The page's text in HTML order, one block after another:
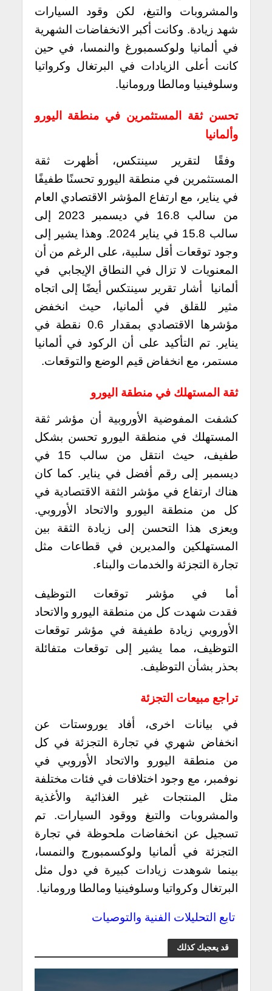
والمشروبات والتبغ، لكن وقود السيارات
شهد زيادة. وكانت أكبر الانخفاضات الشهرية
في ألمانيا ولوكسمبورغ والنمسا، في حين
كانت أعلى الزيادات في البرتغال وكرواتيا
وسلوفينيا ومالطا ورومانيا.
تحسن ثقة المستثمرين في منطقة اليورو
وألمانيا
وفقًا لتقرير سينتكس، أظهرت ثقة
المستثمرين في منطقة اليورو تحسنًا طفيفًا
في يناير، مع ارتفاع المؤشر الاقتصادي العام
من سالب 16.8 في ديسمبر 2023 إلى
سالب 15.8 في يناير 2024. وهذا يشير إلى
وجود توقعات أقل سلبية، على الرغم من أن
المعنويات لا تزال في النطاق الإيجابي
في
ألمانيا أشار تقرير سينتكس أيضًا إلى اتجاه
مثير للقلق في ألمانيا، حيث انخفض
مؤشرها الاقتصادي بمقدار 0.6 نقطة في
يناير. تم التأكيد على أن الركود في ألمانيا
مستمر، مع انخفاض قيم الوضع والتوقعات.
ثقة المستهلك في منطقة اليورو
كشفت المفوضية الأوروبية أن مؤشر ثقة
المستهلك في منطقة اليورو تحسن بشكل
طفيف، حيث انتقل من سالب 15 في
ديسمبر إلى رقم أفضل في يناير. كماكان
هناك ارتفاع في مؤشر الثقة الاقتصادية في
كل من منطقة اليورو والاتحاد الأوروبي.
ويعزى هذا التحسن إلى زيادة الثقة بين
المستهلكين والمديرين في قطاعات مثل
تجارة التجزئة والخدمات والبناء.
أما في مؤشر توقعات التوظيف
فقدت شهدت كل من منطقة اليورو والاتحاد
الأوروبي زيادة طفيفة في مؤشر توقعات
التوظيف، مما يشير إلى توقعات متفائلة
بحذر بشأن التوظيف.
تراجع مبيعات التجزئة
في بيانات اخرى، أفاد يوروستات عن
انخفاض شهري في تجارة التجزئة في كل
من منطقة اليورو والاتحاد الأوروبي في
نوفمبر، مع وجود اختلافات في فئات مختلفة
مثل المنتجات غير الغذائية والأغذية
والمشروبات والتبغ ووقود السيارات.تم
تسجيل عن انخفاضات ملحوظة في تجارة
التجزئة في ألمانيا ولوكسمبورج والنمسا،
بينما شوهدت زيادات كبيرة في دول مثل
البرتغال وكرواتيا وسلوفينيا ومالطا ورومانيا.
تابع التحليلات الفنية والتوصيات
قد يعجبك كذلك